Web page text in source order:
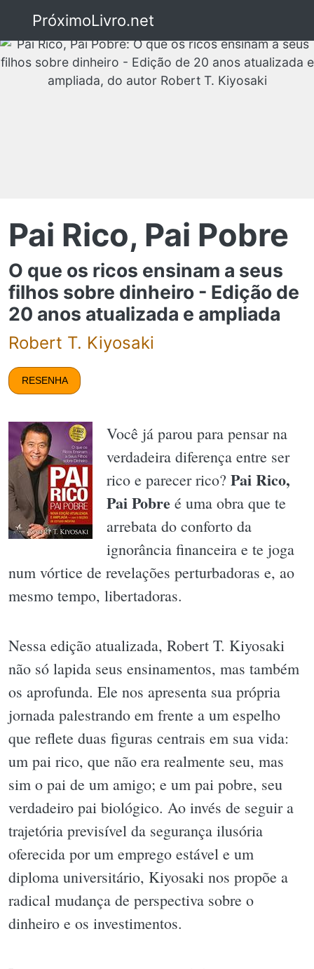
PróximoLivro.net
Pai Rico, Pai Pobre
O que os ricos ensinam a seus
filhos sobre dinheiro - Edição de
20 anos atualizada e ampliada
Robert T. Kiyosaki
RESENHA
Você já parou para pensar na
verdadeira diferença entre ser
rico e parecer rico? Pai Rico,
Pai Pobre é uma obra que te
arrebata do conforto da
ignorância financeira e te joga
num vórtice de revelações perturbadoras e, ao
mesmo tempo, libertadoras.
Nessa edição atualizada, Robert T. Kiyosaki
não só lapida seus ensinamentos, mas também
os aprofunda. Ele nos apresenta sua própria
jornada palestrando em frente a um espelho
que reflete duas figuras centrais em sua vida:
um pai rico, que não era realmente seu, mas
sim o pai de um amigo; e um pai pobre, seu
verdadeiro pai biológico. Ao invés de seguir a
trajetória previsível da segurança ilusória
oferecida por um emprego estável e um
diploma universitário, Kiyosaki nos propõe a
radical mudança de perspectiva sobre o
dinheiro e os investimentos.